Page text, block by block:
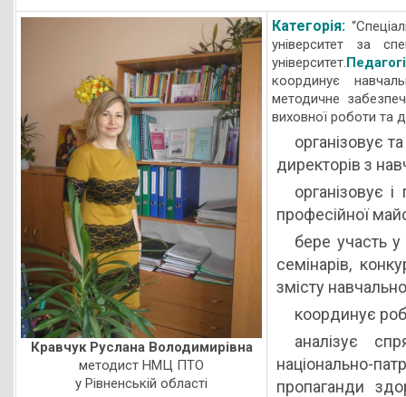
Кравчук Руслана Володимирівна
методист НМЦ ПТО
у Рівненській області
Категорія:
університет за
університет.
координує
методичне
виховної роботи та
організовує
директорів з
організовує
професійної
бере участь у
семінарів,
змісту
координує
аналізує
національно-
пропаганди